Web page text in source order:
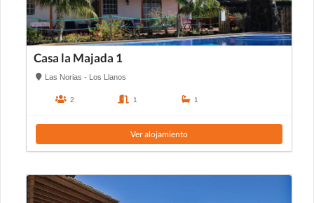
Casa la Majada 1
Las Norias - Los Llanos
2 1 1
Ver alojamiento